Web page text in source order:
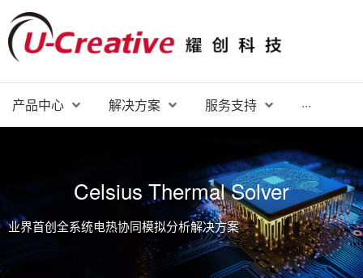
产品中心 解决方案 服务支持 ···
Celsius Thermal Solver
业界首创全系统电热协同模拟分析解决方案